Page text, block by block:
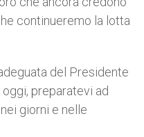
continueremo la lotta
del Presidente
preparatevi ad
giorni e nelle